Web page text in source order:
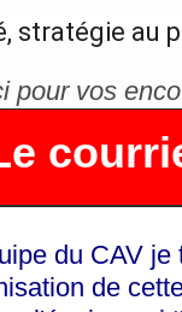
stratégie au
pour vos
du CAV
de